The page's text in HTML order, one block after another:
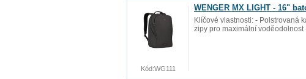
WENGER MX LIGHT - 16"
Klíčové vlastnosti: - Polstrovaná
zipy pro maximální
Kód:WG111